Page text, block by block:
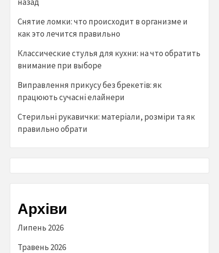
Снятие ломки: что происходит в организме и
как это лечится правильно
Классические стулья для кухни: на что обратить
внимание при выборе
Виправлення прикусу без брекетів: як
працюють сучасні елайнери
Стерильні рукавички: матеріали, розміри та як
правильно обрати
Архіви
Липень 2026
Травень 2026